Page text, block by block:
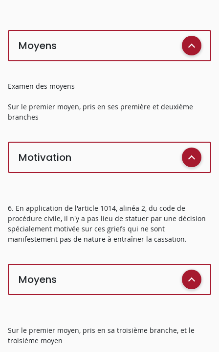
Moyens
Examen des moyens
Sur le premier moyen, pris en ses première et deuxième
branches
Motivation
6. En application de l'article 1014, alinéa 2, du code de
procédure civile, il n'y a pas lieu de statuer par une décision
spécialement motivée sur ces griefs qui ne sont
manifestement pas de nature à entraîner la cassation.
Moyens
Sur le premier moyen, pris en sa troisième branche, et le
troisième moyen